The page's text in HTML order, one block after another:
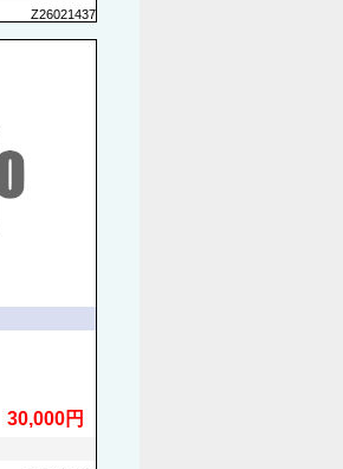
Z26021437
30,000円